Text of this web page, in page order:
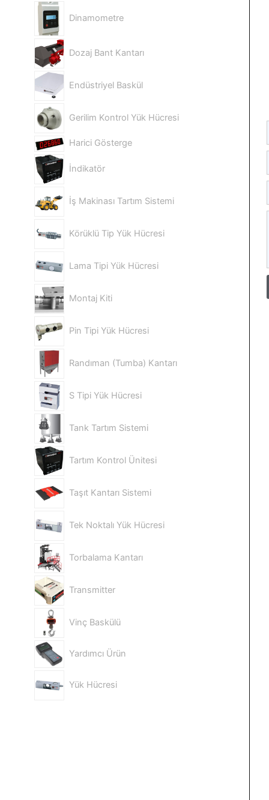
Dinamometre
Dozaj Bant Kantarı
Endüstriyel Baskül
Gerilim Kontrol Yük Hücresi
Harici Gösterge
İndikatör
İş Makinası Tartım Sistemi
Körüklü Tip Yük Hücresi
Lama Tipi Yük Hücresi
Montaj Kiti
Pin Tipi Yük Hücresi
Randıman (Tumba) Kantarı
S Tipi Yük Hücresi
Tank Tartım Sistemi
Tartım Kontrol Ünitesi
Taşıt Kantarı Sistemi
Tek Noktalı Yük Hücresi
Torbalama Kantarı
Transmitter
Vinç Baskülü
Yardımcı Ürün
Yük Hücresi